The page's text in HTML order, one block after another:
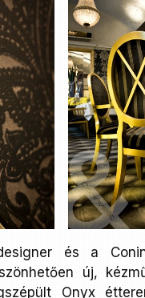
és a
új,
Onyx